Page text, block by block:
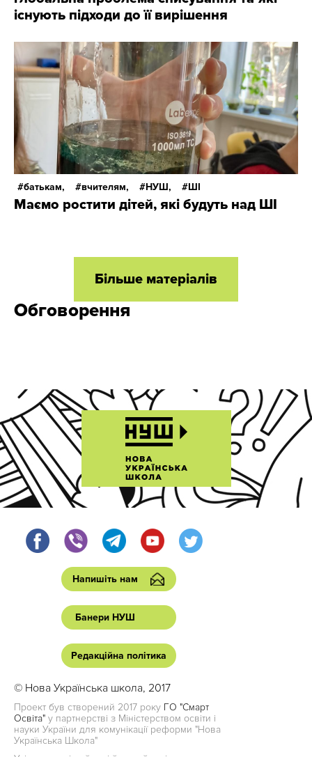
існують підходи до її вирішення
батькам, вчителям, НУШ, ШІ
Маємо ростити дітей, які будуть над ШІ
Більше матеріалів
Обговорення
Напишіть нам
Банери НУШ
Редакційна політика
© Нова Українська школа, 2017
Проект був створений 2017 року ГО "Смарт
Освіта" у партнерстві з Міністерством освіти і
науки України для комунікації реформи "Нова
Українська Школа"